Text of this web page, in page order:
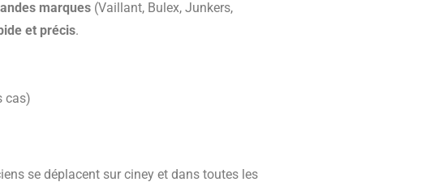
marques(Vaillant, Bulex, Junkers,
et précis.
cas)
se déplacent sur ciney et dans toutes les